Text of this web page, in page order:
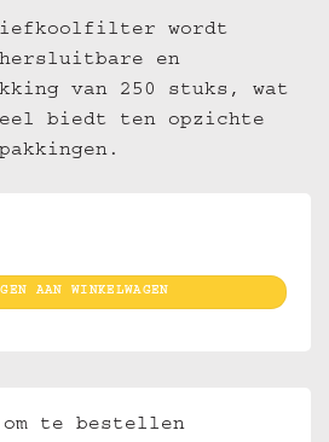
wordt
en
van 250 stuks, wat
biedt ten opzichte
Pack Rainbow aantal
AAN WINKELWAGEN
om te bestellen